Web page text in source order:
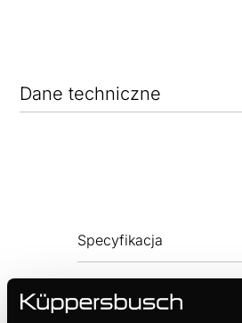
Dane techniczne
Specyfikacja